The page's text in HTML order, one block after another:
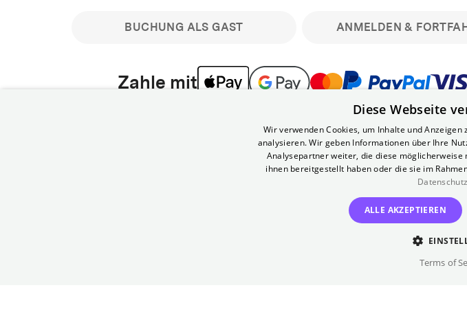
BUCHUNG ALS GAST ANMELDEN &
Zahle mit
Bitte beachte: Gastbuchungen sind nicht stornierbar. Registriere dich kostenlos
min vor Filmbeginn stornierbare Tickets für reguläre Vorstellungen. Unlimited-
Melde dich an, um deine Benefits nutzen zu können.
Nur sofern du die Buchung angemeldet mit einem kostenlosen Yorck-
Diese Webseite
Wir verwenden Cookies, um Inhalte und
analysieren. Wir geben Informationen über Ihre
Analysepartner weiter, die diese
ihnen bereitgestellt haben oder die sie im
ALLE AKZEPTIEREN
Terms of